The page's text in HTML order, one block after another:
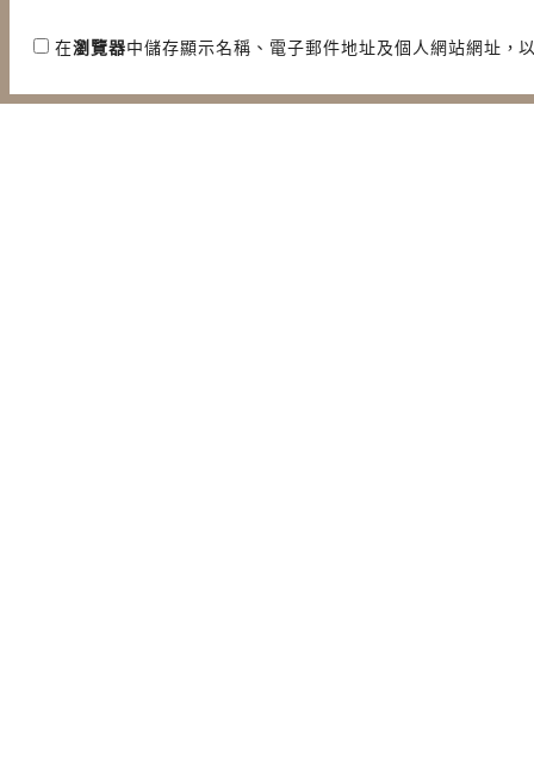
在瀏覽器中儲存顯示名稱、電子郵件地址及個人網站網址，